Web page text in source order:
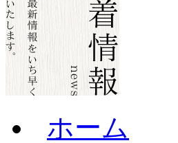
ホーム